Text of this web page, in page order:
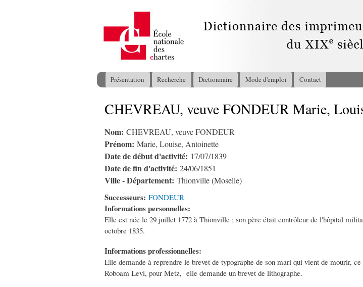
principal
Menu principal
Présentation Recherche Dictionnaire Mode d'emploi Contact
Vous êtes ici
CHEVREAU, veuve FONDEUR Marie,
Nom: CHEVREAU, veuve FONDEUR
Prénom: Marie, Louise, Antoinette
Date de début d'activité: 17/07/1839
Date de fin d'activité: 24/06/1851
Ville - Département: Thionville (Moselle)
Successeurs: FONDEUR
Informations personnelles:
Elle est née le 29 juillet 1772 à Thionville ; son père était contrôleur de l'hôpital
octobre 1835.
Informations professionnelles:
Elle demande à reprendre le brevet de typographe de son mari qui vient de mourir,
Roboam Levi, pour Metz, elle demande un brevet de lithographe.